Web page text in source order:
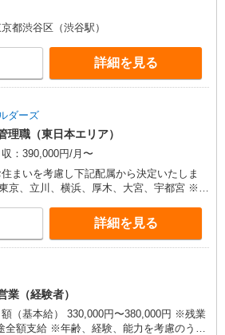
都渋谷区（渋谷駅）
詳細を見る
ダーズ
理職（東日本エリア）
収：390,000円/月〜
住まいを考慮し下記配属から決定いたしま
京、立川、横浜、厚木、大宮、宇都宮 ※初
所】
詳細を見る
業（経験者）
額（基本給） 330,000円〜380,000円 ※残業
全額支給 ※年齢、経験、能力を考慮のう